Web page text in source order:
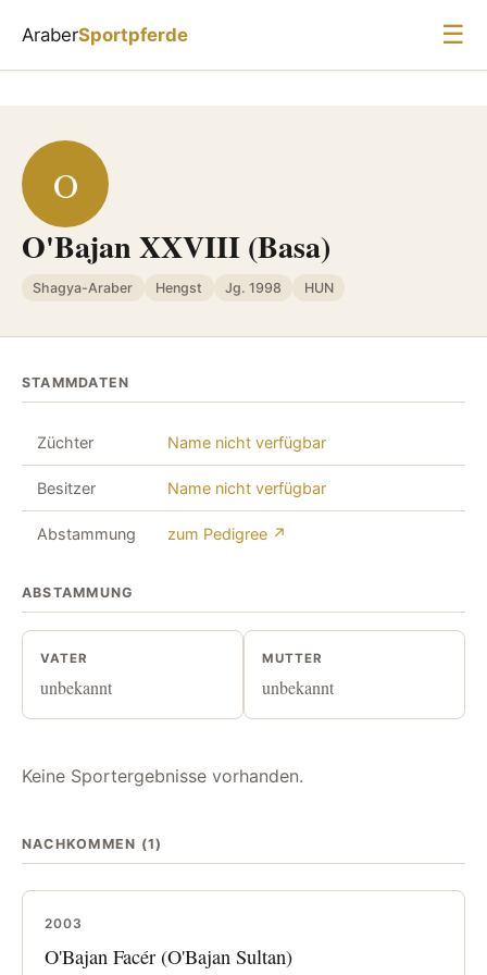
AraberSportpferde ☰
O
O'Bajan XXVIII (Basa)
Shagya-Araber Hengst Jg. 1998 HUN
STAMMDATEN
Züchter Name nicht verfügbar
Besitzer Name nicht verfügbar
Abstammung zum Pedigree ↗
ABSTAMMUNG
VATER
unbekannt
MUTTER
unbekannt
Keine Sportergebnisse vorhanden.
NACHKOMMEN (1)
2003
O'Bajan Facér (O'Bajan Sultan)